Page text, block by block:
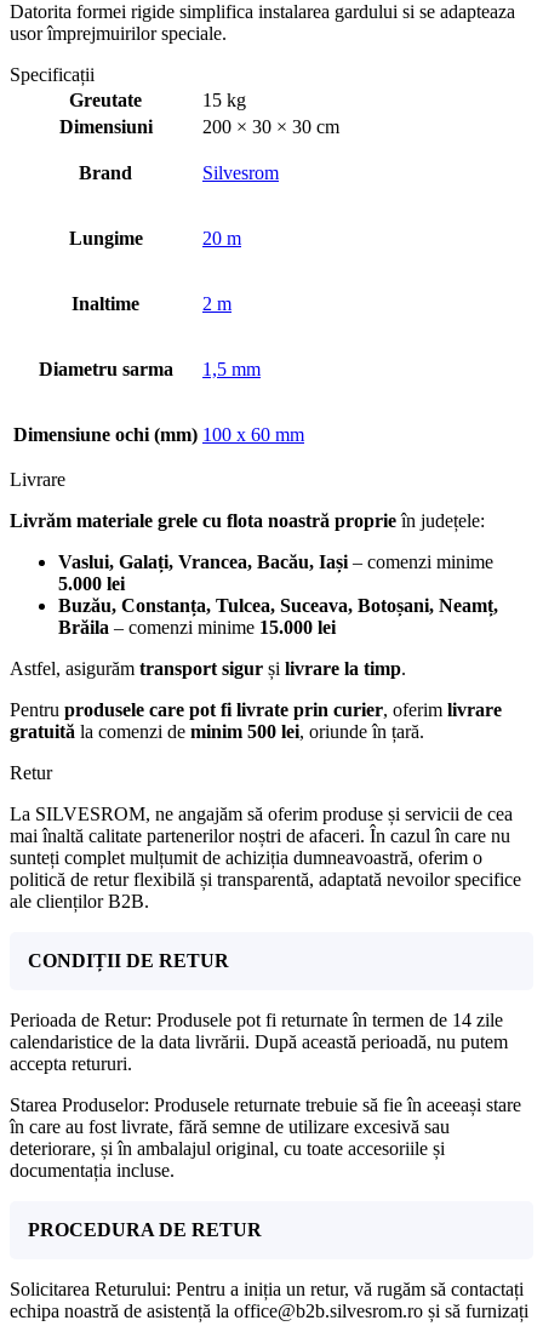
Datorita formei rigide simplifica instalarea gardului si se adapteaza
usor împrejmuirilor speciale.
Specificații
Greutate
15 kg
Dimensiuni
200 × 30 × 30 cm
Brand Silvesrom
Lungime 20 m
Inaltime 2 m
Diametru sarma 1,5 mm
Dimensiune ochi (mm) 100 x 60 mm
Livrare
Livrăm materiale grele cu flota noastră proprieîn județele:
Vaslui, Galați, Vrancea, Bacău, Iași– comenzi minime
5.000 lei
Buzău, Constanța, Tulcea, Suceava, Botoșani, Neamț,
Brăila – comenzi minime 15.000 lei
Astfel, asigurăm transport sigur și livrare la timp.
Pentru produsele care pot fi livrate prin curier, oferim livrare
gratuită la comenzi de minim 500 lei, oriunde în țară.
Retur
La SILVESROM, ne angajăm să oferim produse și servicii de cea
mai înaltă calitate partenerilor noștri de afaceri. În cazul în care nu
sunteți complet mulțumit de achiziția dumneavoastră, oferim o
politică de retur flexibilă și transparentă, adaptată nevoilor specifice
ale clienților B2B.
CONDIȚII DE RETUR
Perioada de Retur: Produsele pot fi returnate în termen de 14 zile
calendaristice de la data livrării. După această perioadă, nu putem
accepta retururi.
Starea Produselor: Produsele returnate trebuie să fie în aceeași stare
în care au fost livrate, fără semne de utilizare excesivă sau
deteriorare, și în ambalajul original, cu toate accesoriile și
documentația incluse.
PROCEDURA DE RETUR
Solicitarea Returului: Pentru a iniția un retur, vă rugăm să contactați
echipa noastră de asistență la office@b2b.silvesrom.ro și să furnizați